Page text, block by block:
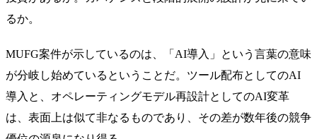
るか。
MUFG案件が示しているのは、「AI導入」という言葉の意味
が分岐し始めているということだ。ツール配布としてのAI
導入と、オペレーティングモデル再設計としてのAI変革
は、表面上は似て非なるものであり、その差が数年後の競争